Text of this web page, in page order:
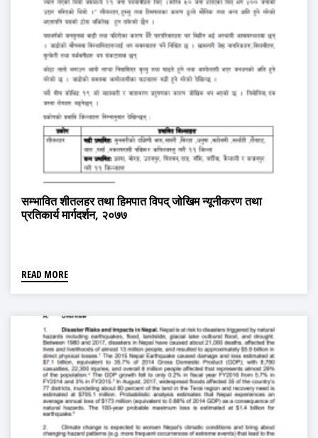
सम्भावित शीतलहर तथा हिमपात विपद् जोखिम न्यूनीकरण तथा
प्रतिकार्य मार्गदर्शन, २०७७
READ MORE